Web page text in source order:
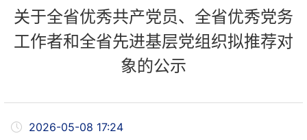
关于全省优秀共产党员、全省优秀党务
工作者和全省先进基层党组织拟推荐对
象的公示
2026-05-08 17:24